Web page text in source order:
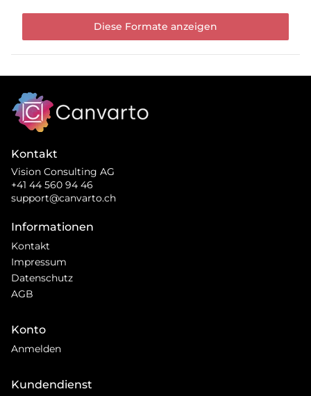
Diese Formate anzeigen
Kontakt
Vision Consulting AG
+41 44 560 94 46
support@canvarto.ch
Informationen
Kontakt
Impressum
Datenschutz
AGB
Konto
Anmelden
Kundendienst